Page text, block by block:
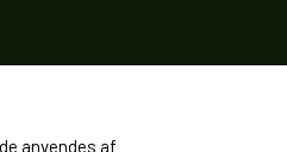
anvendes af